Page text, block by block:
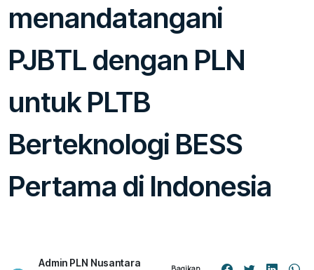
menandatangani
PJBTL dengan PLN
untuk PLTB
Berteknologi BESS
Pertama di Indonesia
Admin PLN Nusantara